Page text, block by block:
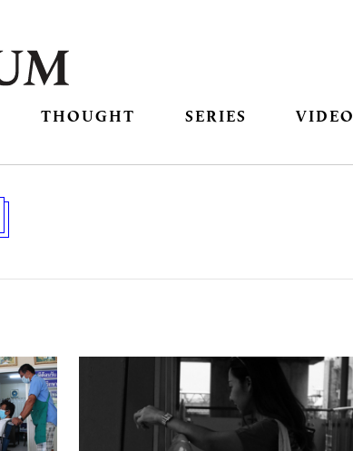
THOUGHT SERIES VIDEO